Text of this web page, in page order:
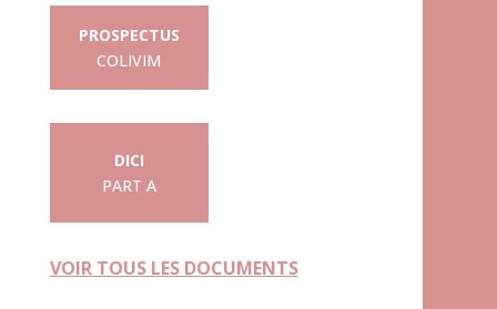
PROSPECTUS
COLIVIM
DICI
PART A
VOIR TOUS LES DOCUMENTS